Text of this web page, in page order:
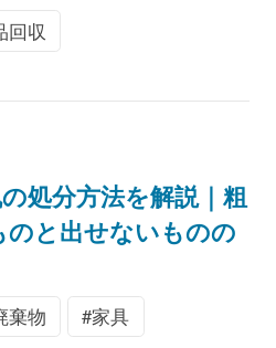
回収
処分方法を解説｜粗
と出せないものの
棄物 家具